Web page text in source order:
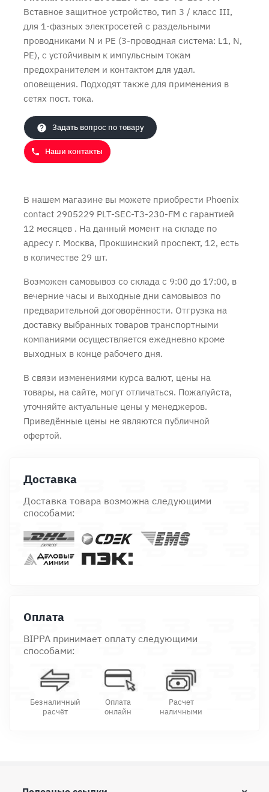
Вставное защитное устройство, тип 3 / класс III,
для 1-фазных электросетей с раздельными
проводниками N и PE (3-проводная система: L1, N,
PE), с устойчивым к импульсным токам
предохранителем и контактом для удал.
оповещения. Подходят также для применения в
сетях пост. тока.
Задать вопрос по товару
Наши контакты
В нашем магазине вы можете приобрести Phoenix
contact 2905229 PLT-SEC-T3-230-FM с гарантией
12 месяцев . На данный момент на складе по
адресу г. Москва, Прокшинский проспект, 12, есть
в количестве 29 шт.
Возможен самовывоз со склада с 9:00 до 17:00, в
вечерние часы и выходные дни самовывоз по
предварительной договорённости. Отгрузка на
доставку выбранных товаров транспортными
компаниями осуществляется ежедневно кроме
выходных в конце рабочего дня.
В связи изменениями курса валют, цены на
товары, на сайте, могут отличаться. Пожалуйста,
уточняйте актуальные цены у менеджеров.
Приведённые цены не являются публичной
офертой.
Доставка
Доставка товара возможна следующими
способами:
Оплата
BIPPA принимает оплату следующими
способами:
Безналичный
расчёт
Оплата
онлайн
Расчет
наличными
Продолжить покупки Оформить заказ